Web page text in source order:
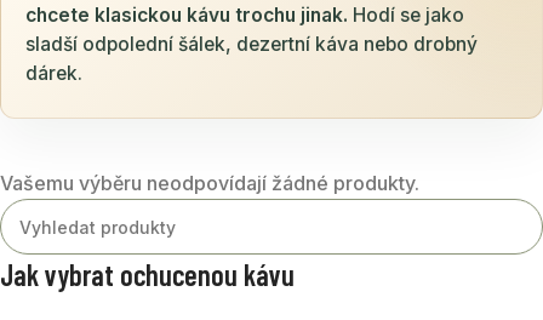
chcete klasickou kávu trochu jinak. Hodí se jako
sladší odpolední šálek, dezertní káva nebo drobný
dárek.
Vašemu výběru neodpovídají žádné produkty.
Jak vybrat ochucenou kávu